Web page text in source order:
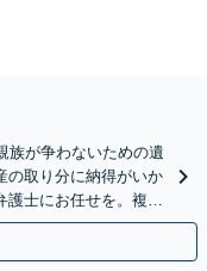
族が争わないための遺
の取り分に納得がいか
護士にお任せを。複雑